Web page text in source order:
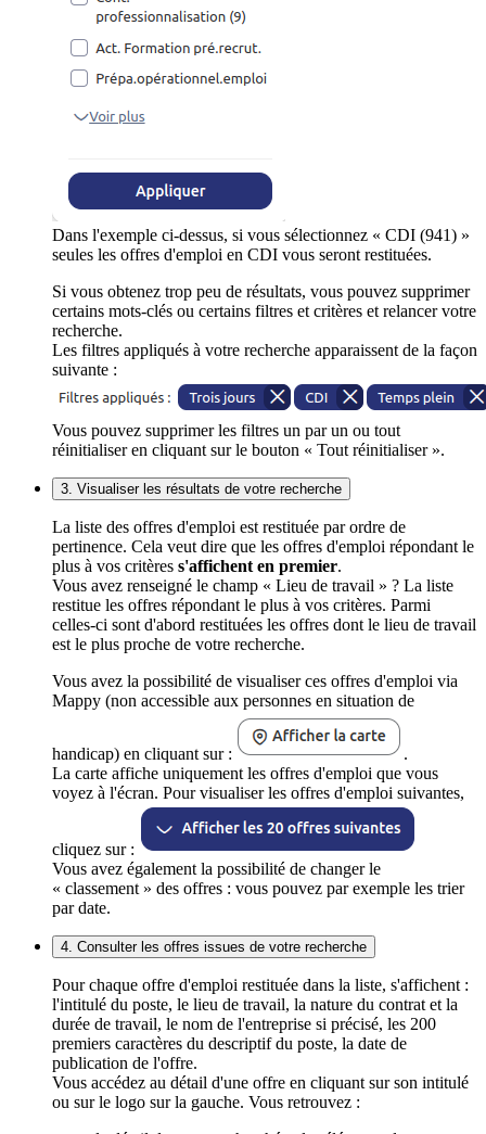
Dans l'exemple ci-dessus, si vous sélectionnez « CDI (941) »
seules les offres d'emploi en CDI vous seront restituées.
Si vous obtenez trop peu de résultats, vous pouvez supprimer
certains mots-clés ou certains filtres et critères et relancer votre
recherche.
Les filtres appliqués à votre recherche apparaissent de la façon
suivante :
Vous pouvez supprimer les filtres un par un ou tout
réinitialiser en cliquant sur le bouton « Tout réinitialiser ».
3. Visualiser les résultats de votre recherche
La liste des offres d'emploi est restituée par ordre de
pertinence. Cela veut dire que les offres d'emploi répondant le
plus à vos critères s'affichent en premier.
Vous avez renseigné le champ « Lieu de travail » ? La liste
restitue les offres répondant le plus à vos critères. Parmi
celles-ci sont d'abord restituées les offres dont le lieu de travail
est le plus proche de votre recherche.
Vous avez la possibilité de visualiser ces offres d'emploi via
Mappy (non accessible aux personnes en situation de
handicap) en cliquant sur :
.
La carte affiche uniquement les offres d'emploi que vous
voyez à l'écran. Pour visualiser les offres d'emploi suivantes,
cliquez sur :
Vous avez également la possibilité de changer le
« classement » des offres : vous pouvez par exemple les trier
par date.
4. Consulter les offres issues de votre recherche
Pour chaque offre d'emploi restituée dans la liste, s'affichent :
l'intitulé du poste, le lieu de travail, la nature du contrat et la
durée de travail, le nom de l'entreprise si précisé, les 200
premiers caractères du descriptif du poste, la date de
publication de l'offre.
Vous accédez au détail d'une offre en cliquant sur son intitulé
ou sur le logo sur la gauche. Vous retrouvez :